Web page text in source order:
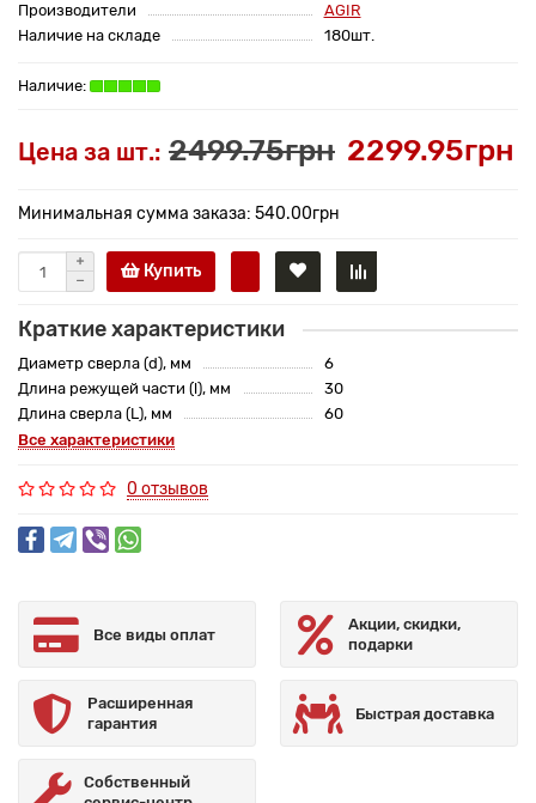
Производители
AGIR
Наличие на складе
180шт.
Цена за шт.: 2499.75грн 2299.95грн
Минимальная сумма заказа: 540.00грн
Купить
Краткие характеристики
Диаметр сверла (d), мм
6
Длина режущей части (l), мм
30
Длина сверла (L), мм
60
Все характеристики
0 отзывов
Все виды оплат
Акции, скидки,
подарки
Расширенная
гарантия
Быстрая доставка
Собственный